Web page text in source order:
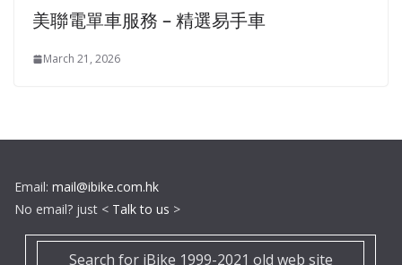
美聯電單車服務 – 精選易手車
March 21, 2026
Email: mail@ibike.com.hk
No email? just < Talk to us >
Search for iBike 1999-2021 old web site